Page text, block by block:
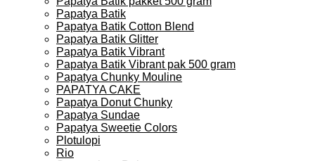
Papatya Batik
Papatya Batik Cotton Blend
Papatya Batik Glitter
Papatya Batik Vibrant
Papatya Batik Vibrant pak 500 gram
Papatya Chunky Mouline
PAPATYA CAKE
Papatya Donut Chunky
Papatya Sundae
Papatya Sweetie Colors
Plotulopi
Rio